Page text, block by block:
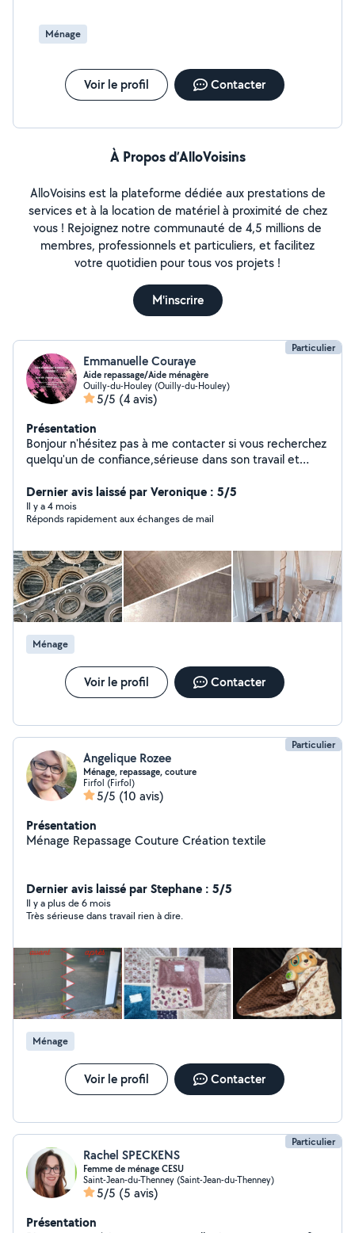
Ménage
Voir le profil Contacter
À Propos d’AlloVoisins
AlloVoisins est la plateforme dédiée aux prestations de
services et à la location de matériel à proximité de chez
vous ! Rejoignez notre communauté de 4,5 millions de
membres, professionnels et particuliers, et facilitez
votre quotidien pour tous vos projets !
M'inscrire
Particulier
Emmanuelle Couraye
Aide repassage/Aide ménagère
Ouilly-du-Houley (Ouilly-du-Houley)
5/5 (4 avis)
Présentation
Bonjour n'hésitez pas à me contacter si vous recherchez
quelqu'un de confiance,sérieuse dans son travail et
ménage de vos ou votre logement Cordialement
Emmanuelle
Dernier avis laissé par Veronique : 5/5
Il y a 4 mois
Réponds rapidement aux échanges de mail
Ménage
Voir le profil Contacter
Particulier
Angelique Rozee
Ménage, repassage, couture
Firfol (Firfol)
5/5 (10 avis)
Présentation
Ménage Repassage Couture Création textile
Dernier avis laissé par Stephane : 5/5
Il y a plus de 6 mois
Très sérieuse dans travail rien à dire.
Ménage
Voir le profil Contacter
Particulier
Rachel SPECKENS
Femme de ménage CESU
Saint-Jean-du-Thenney (Saint-Jean-du-Thenney)
5/5 (5 avis)
Présentation